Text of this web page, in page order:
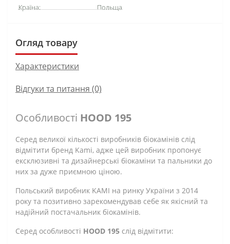
Країна:
Польща
Огляд товару
Характеристики
Відгуки та питання (0)
Особливості HOOD 195
Серед великої кількості виробників біокамінів слід
відмітити бренд Kami, адже цей виробник пропонує
ексклюзивні та дизайнерські біокаміни та пальники до
них за дуже приємною ціною.
Польський виробник KAMI на ринку України з 2014
року та позитивно зарекомендував себе як якісний та
надійний постачальник біокамінів.
Серед особливості HOOD 195 слід відмітити: